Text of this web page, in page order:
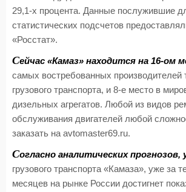
29,1-х процента. Данные послужившие
статистических подсчетов
«Росстат».
Сейчас «Камаз» находится на 16-ом
самых востребованных производителей
грузового транспорта, и 8-е место в
дизельных агрегатов. Любой из видов
обслуживания двигателей любой
заказать на avtomaster69.ru.
Согласно аналитических прогнозов,
грузового транспорта «Камаза», уже за
месяцев на рынке России достигнет